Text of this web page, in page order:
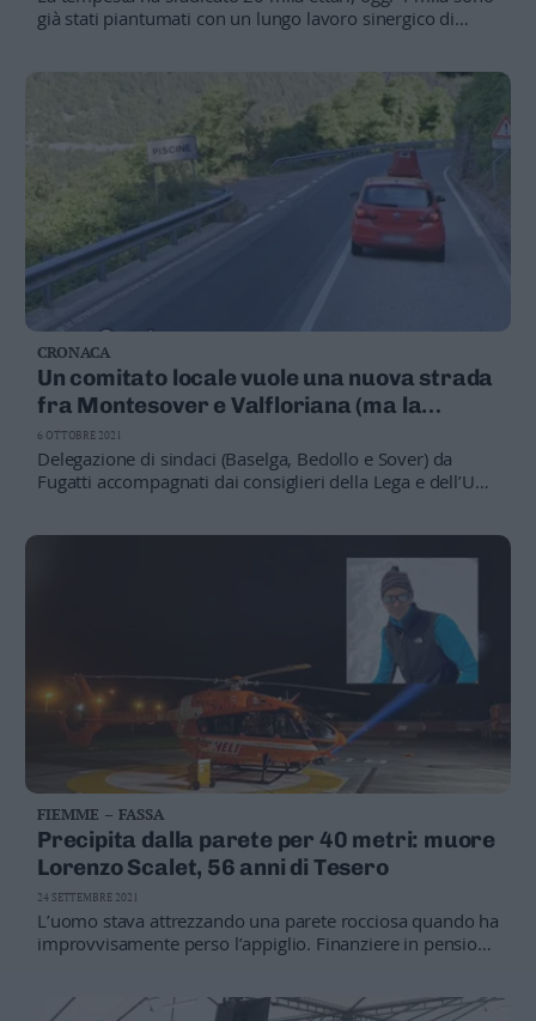
già stati piantumati con un lungo lavoro sinergico di
CRONACA
Un comitato locale vuole una nuova strada
fra Montesover e Valfloriana (ma la
Provincia non ha i fondi per farla)
Delegazione di sindaci (Baselga, Bedollo e Sover) da
Fugatti accompagnati dai consiglieri della Lega e dell’Upt:
6 OTTOBRE 2021
FIEMME – FASSA
Precipita dalla parete per 40 metri: muore
Lorenzo Scalet, 56 anni di Tesero
L’uomo stava attrezzando una parete rocciosa quando ha
improvvisamente perso l’appiglio. Finanziere in pensione
24 SETTEMBRE 2021